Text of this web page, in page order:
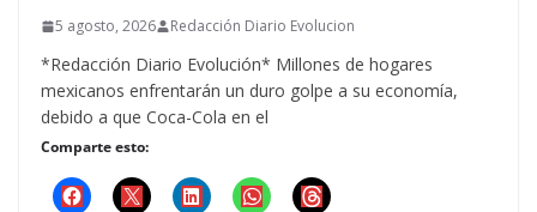
5 agosto, 2026 Redacción Diario Evolucion
*Redacción Diario Evolución* Millones de hogares
mexicanos enfrentarán un duro golpe a su economía,
debido a que Coca-Cola en el
Comparte esto: